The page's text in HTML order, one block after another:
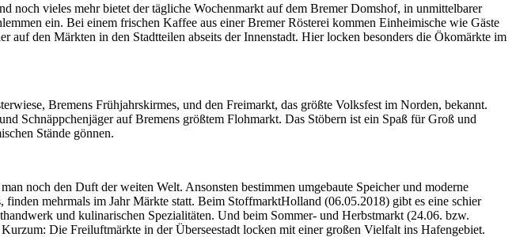
noch vieles mehr bietet der tägliche Wochenmarkt auf dem Bremer Domshof, in unmittelbarer
ein. Bei einem frischen Kaffee aus einer Bremer Rösterei kommen Einheimische wie Gäste
auf den Märkten in den Stadtteilen abseits der Innenstadt. Hier locken besonders die Ökomärkte im
Bremens Frühjahrskirmes, und den Freimarkt, das größte Volksfest im Norden, bekannt.
Schnäppchenjäger auf Bremens größtem Flohmarkt. Das Stöbern ist ein Spaß für Groß und
Stände gönnen.
noch den Duft der weiten Welt. Ansonsten bestimmen umgebaute Speicher und moderne
mehrmals im Jahr Märkte statt. Beim StoffmarktHolland (06.05.2018) gibt es eine schier
und kulinarischen Spezialitäten. Und beim Sommer- und Herbstmarkt (24.06. bzw.
Die Freiluftmärkte in der Überseestadt locken mit einer großen Vielfalt ins Hafengebiet.